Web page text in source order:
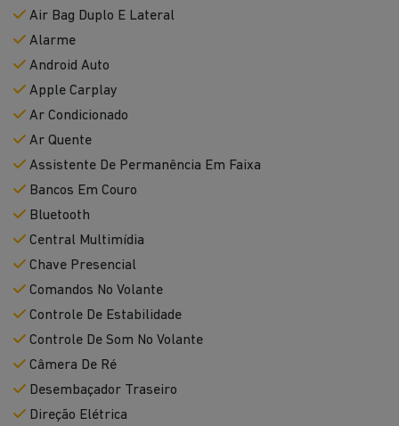
Air Bag Duplo E Lateral
Alarme
Android Auto
Apple Carplay
Ar Condicionado
Ar Quente
Assistente De Permanência Em Faixa
Bancos Em Couro
Bluetooth
Central Multimídia
Chave Presencial
Comandos No Volante
Controle De Estabilidade
Controle De Som No Volante
Câmera De Ré
Desembaçador Traseiro
Direção Elétrica